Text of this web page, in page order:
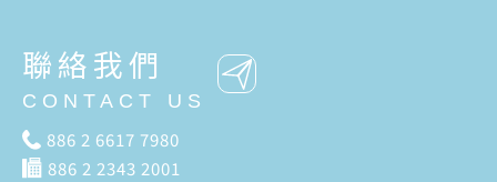
聯絡我們
CONTACT US
886 2 6617 7980
886 2 2343 2001